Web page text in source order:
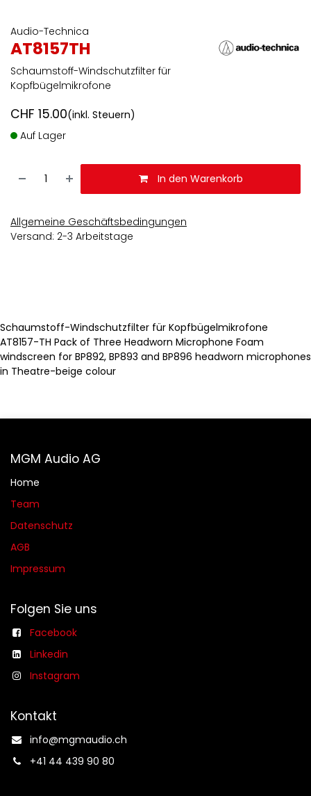
Audio-Technica
AT8157TH
Schaumstoff-Windschutzfilter für
Kopfbügelmikrofone
CHF 15.00(inkl. Steuern)
Auf Lager
In den Warenkorb
Allgemeine Geschäftsbedingungen
Versand: 2-3 Arbeitstage
Schaumstoff-Windschutzfilter für Kopfbügelmikrofone
AT8157-TH Pack of Three Headworn Microphone Foam
windscreen for BP892, BP893 and BP896 headworn microphones
in Theatre-beige colour
MGM Audio AG
Home
Team
Datenschutz
AGB​​
Impressum
Folgen Sie uns
Facebook
Linkedin
Instagram
Kontakt
info@mgmaudio.ch​
+41 44 439 90 80